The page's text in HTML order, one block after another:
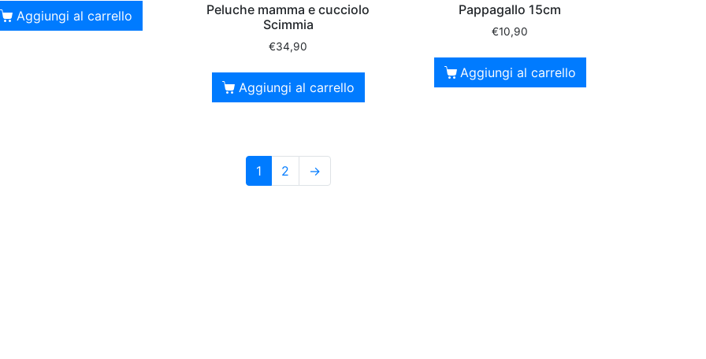
Aggiungi al carrello
Peluche mamma e cucciolo
Scimmia
€34,90
Aggiungi al carrello
Pappagallo 15cm
€10,90
Aggiungi al carrello
1 2 →